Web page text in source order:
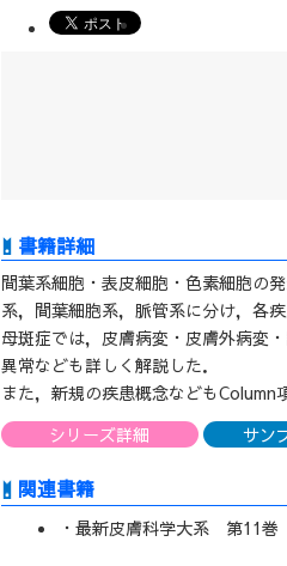
間葉系細胞・表皮細胞・色素細胞の
系，間葉細胞系，脈管系に分け，各疾
母斑症では，皮膚病変・皮膚外病変
異常なども詳しく解説した．
また，新規の疾患概念などもColumn
シリーズ詳細
サン
関連書籍
・最新皮膚科学大系 第11